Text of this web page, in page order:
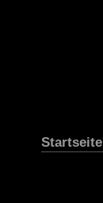
Startseite